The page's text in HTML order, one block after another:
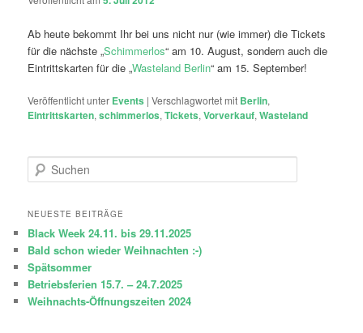
Ab heute bekommt Ihr bei uns nicht nur (wie immer) die Tickets
für die nächste „Schimmerlos“ am 10. August, sondern auch die
Eintrittskarten für die „Wasteland Berlin“ am 15. September!
Veröffentlicht unter Events |Verschlagwortet mit Berlin,
Eintrittskarten,schimmerlos,Tickets,Vorverkauf,Wasteland
u
h
n
NEUESTE BEITRÄGE
Black Week 24.11. bis 29.11.2025
Bald schon wieder Weihnachten :-)
Spätsommer
Betriebsferien 15.7. – 24.7.2025
Weihnachts-Öffnungszeiten 2024